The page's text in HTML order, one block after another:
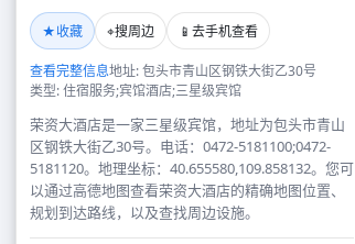
★收藏 ⌖搜周边 📱 去手机查看
查看完整信息地址: 包头市青山区钢铁大街乙30号
类型: 住宿服务;宾馆酒店;三星级宾馆
荣资大酒店是一家三星级宾馆，地址为包头市青山
区钢铁大街乙30号。电话：0472-5181100;0472-
5181120。地理坐标：40.655580,109.858132。您可
以通过高德地图查看荣资大酒店的精确地图位置、
规划到达路线，以及查找周边设施。